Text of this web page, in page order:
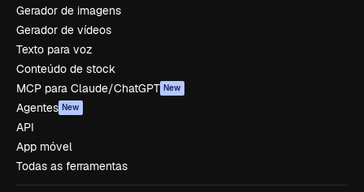
Gerador de imagens
Gerador de vídeos
Texto para voz
Conteúdo de stock
MCP para Claude/ChatGPT New
Agentes New
API
App móvel
Todas as ferramentas